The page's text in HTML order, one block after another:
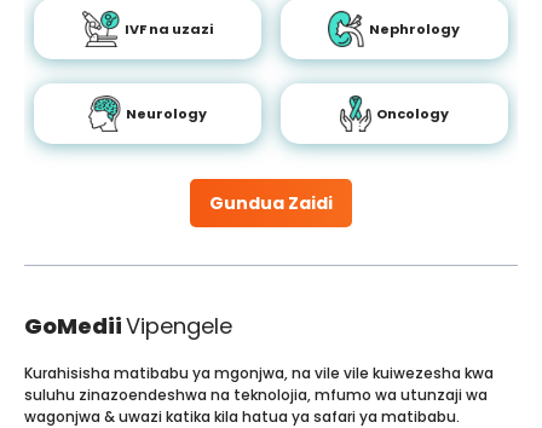
Gundua Zaidi
IVF na uzazi Nephrology
Neurology Oncology
GoMediiVipengele
Kurahisisha matibabu ya mgonjwa, na vile vile kuiwezesha kwa
suluhu zinazoendeshwa na teknolojia, mfumo wa utunzaji wa
wagonjwa & uwazi katika kila hatua ya safari ya matibabu.